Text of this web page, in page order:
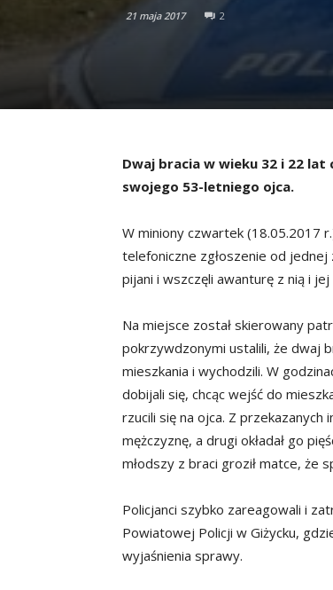
21 maja 2017 2
Dwaj bracia w wieku 32 i 22
swojego 53-letniego ojca.
W miniony czwartek (18.05.2017
telefoniczne zgłoszenie od
pijani i wszczęli awanturę z nią i jej
Na miejsce został skierowany
pokrzywdzonymi ustalili, że dwaj
mieszkania i wychodzili. W
dobijali się, chcąc wejść do
rzucili się na ojca. Z
mężczyznę, a drugi okładał go
młodszy z braci groził matce, że
Policjanci szybko zareagowali i
Powiatowej Policji w Giżycku,
wyjaśnienia sprawy.